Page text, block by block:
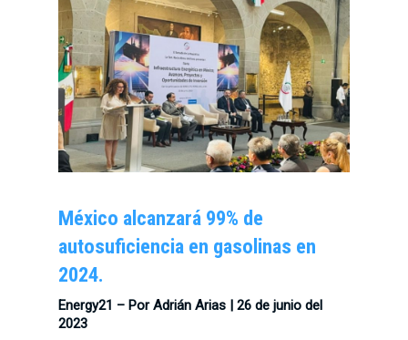
México alcanzará 99% de
autosuficiencia en gasolinas en
2024.
Energy21 – Por Adrián Arias | 26 de junio del
2023